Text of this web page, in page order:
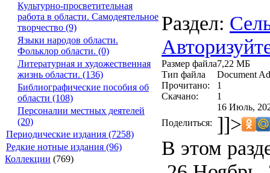
Культурно-просветительная
работа в области. Самодеятельное
творчество (9)
Языки народов области.
Фольклор области. (0)
Литературная и художественная
жизнь области. (136)
Библиографические пособия об
области (108)
Персоналии местных деятелей
(20)
Периодические издания (7258)
Редкие нотные издания (96)
Коллекции (769)
Раздел:
Размер файла7,22 МБ
Тип файла
Document
Прочитано:
1
Скачано:
1
16 Июль,
Поделиться: ]]>
В этом